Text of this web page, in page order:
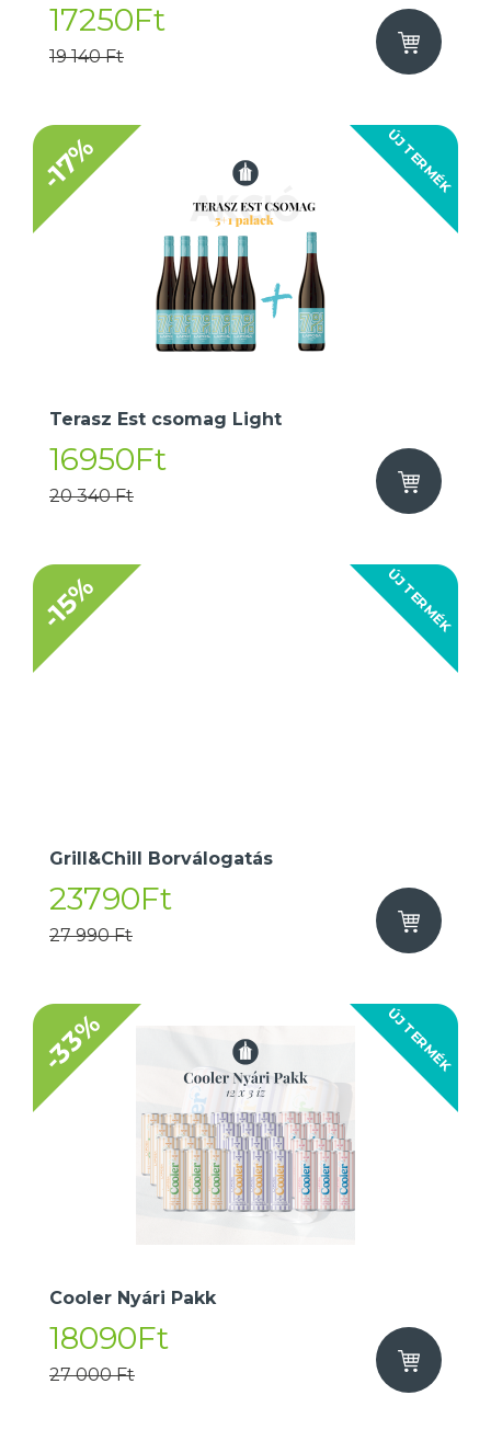
17250Ft
19 140 Ft
ÚJ TERMÉK
-17%
Terasz Est csomag Light
16950Ft
20 340 Ft
ÚJ TERMÉK
-15%
Grill&Chill Borválogatás
23790Ft
27 990 Ft
ÚJ TERMÉK
-33%
Cooler Nyári Pakk
18090Ft
27 000 Ft